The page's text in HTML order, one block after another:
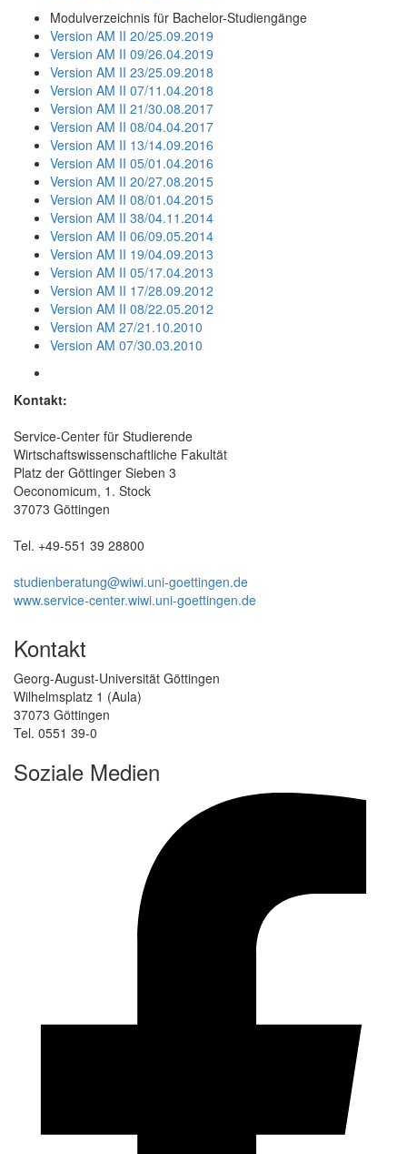
Modulverzeichnis für Bachelor-Studiengänge
Version AM II 20/25.09.2019
Version AM II 09/26.04.2019
Version AM II 23/25.09.2018
Version AM II 07/11.04.2018
Version AM II 21/30.08.2017
Version AM II 08/04.04.2017
Version AM II 13/14.09.2016
Version AM II 05/01.04.2016
Version AM II 20/27.08.2015
Version AM II 08/01.04.2015
Version AM II 38/04.11.2014
Version AM II 06/09.05.2014
Version AM II 19/04.09.2013
Version AM II 05/17.04.2013
Version AM II 17/28.09.2012
Version AM II 08/22.05.2012
Version AM 27/21.10.2010
Version AM 07/30.03.2010
Kontakt:
Service-Center für Studierende
Wirtschaftswissenschaftliche Fakultät
Platz der Göttinger Sieben 3
Oeconomicum, 1. Stock
37073 Göttingen
Tel. +49-551 39 28800
studienberatung@wiwi.uni-goettingen.de
www.service-center.wiwi.uni-goettingen.de
Kontakt
Georg-August-Universität Göttingen
Wilhelmsplatz 1 (Aula)
37073 Göttingen
Tel. 0551 39-0
Soziale Medien